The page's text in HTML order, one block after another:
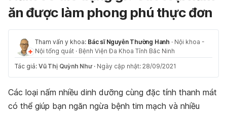
ăn được làm phong phú thực đơn
Tham vấn y khoa: Bác sĩ Nguyễn Thường Hanh · Nội khoa -
Nội tổng quát · Bệnh Viện Đa Khoa Tỉnh Bắc Ninh
Tác giả: Vũ Thị Quỳnh Như · Ngày cập nhật: 28/09/2021
Các loại nấm nhiều dinh dưỡng cùng đặc tính thanh mát
có thể giúp bạn ngăn ngừa bệnh tim mạch và nhiều